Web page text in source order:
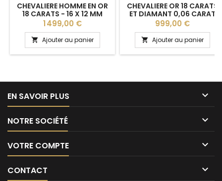
CHEVALIERE HOMME EN OR
18 CARATS - 16 X 12 MM
Prix
1 499,00 €
 Ajouter au panier
CHEVALIERE OR 18 CARATS
ET DIAMANT 0,06 CARAT
POUR HOMME
Prix
999,00 €
 Ajouter au panier
EN SAVOIR PLUS 
NOTRE SOCIÉTÉ 
VOTRE COMPTE 
CONTACT 